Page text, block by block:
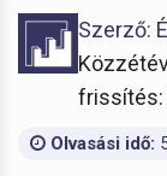
Szerző:
frissítés:
Olvasási idő: